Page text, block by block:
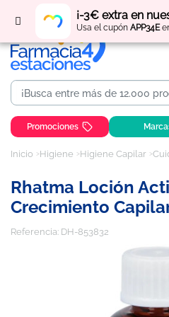
¡-3€ extra en
Usa el cupón APP34E
Regístratey obtén
Promociones
Inicio Higiene Higiene Capilar
Rhatma Loción
Crecimiento
Referencia: DH-853832